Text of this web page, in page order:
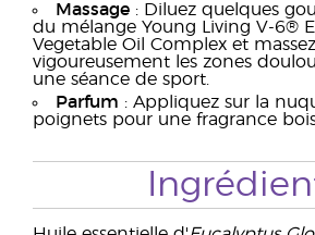
Massage : Diluez quelques
du mélange Young Living V-6®
Vegetable Oil Complex et massez
vigoureusement les zones
une séance de sport.
Parfum : Appliquez sur la
poignets pour une fragrance